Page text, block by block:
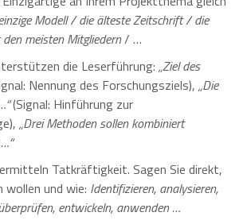
Modell / die älteste Zeitschrift / die
meisten Mitgliedern/ …
die Leserführung: „Ziel des
Nennung des Forschungsziels),„Die
(Signal: Hinführung zur
„Drei Methoden sollen kombiniert
Tatkräftigkeit. Sagen Sie direkt,
wollen und wie: Identifizieren, analysieren,
entwickeln, anwenden …